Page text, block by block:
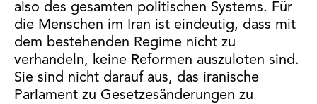
also des gesamten politischen Systems. Für
die Menschen im Iran ist eindeutig, dass mit
dem bestehenden Regime nicht zu
verhandeln, keine Reformen auszuloten sind.
Sie sind nicht darauf aus, das iranische
Parlament zu Gesetzesänderungen zu